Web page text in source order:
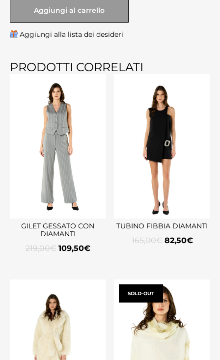
Aggiungi al carrello
Aggiungi alla lista dei desideri
PRODOTTI CORRELATI
GILET GESSATO CON
DIAMANTI
219,00€ 109,50€
TUBINO FIBBIA DIAMANTI
165,00€ 82,50€
SOLD-OUT